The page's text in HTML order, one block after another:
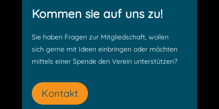
Kommen sie auf uns zu!
Sie haben Fragen zur Mitgliedschaft, wollen
sich gerne mit Ideen einbringen oder möchten
mittels einer Spende den Verein unterstützen?
Kontakt